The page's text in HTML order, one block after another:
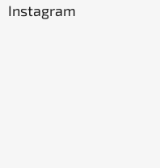
Instagram